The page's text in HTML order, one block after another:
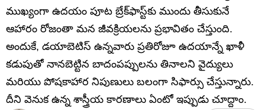
ముఖ్యంగా ఉదయం పూట బ్రేక్‌ఫాస్ట్‌కు ముందు తీసుకునే
ఆహారం రోజంతా మన జీవక్రియలను ప్రభావితం చేస్తుంది.
అందుకే, డయాబెటిస్ ఉన్నవారు ప్రతిరోజూ ఉదయాన్నే ఖాళీ
కడుపుతో నానబెట్టిన బాదంపప్పులను తినాలని వైద్యులు
మరియు పోషకాహార నిపుణులు బలంగా సిఫార్సు చేస్తున్నారు.
దీని వెనుక ఉన్న శాస్త్రీయ కారణాలు ఏంటో ఇప్పుడు చూద్దాం.